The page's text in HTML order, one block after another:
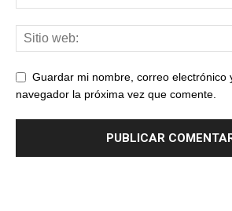
Guardar mi nombre, correo electrónico
navegador la próxima vez que comente.